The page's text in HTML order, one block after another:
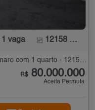
1 vaga 12158 m²
Sala Comercial à Venda no Santo Amaro com 1 quarto - 12158 m²
R$ 80.000.000
Aceita Permuta